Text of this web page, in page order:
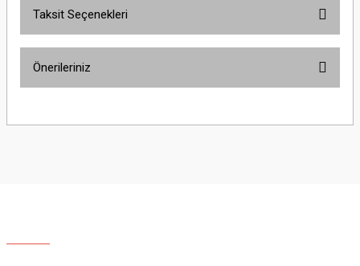
Taksit Seçenekleri
Önerileriniz
yetersiz gördüğünüz noktaları öneri formunu kullanarak tarafımıza